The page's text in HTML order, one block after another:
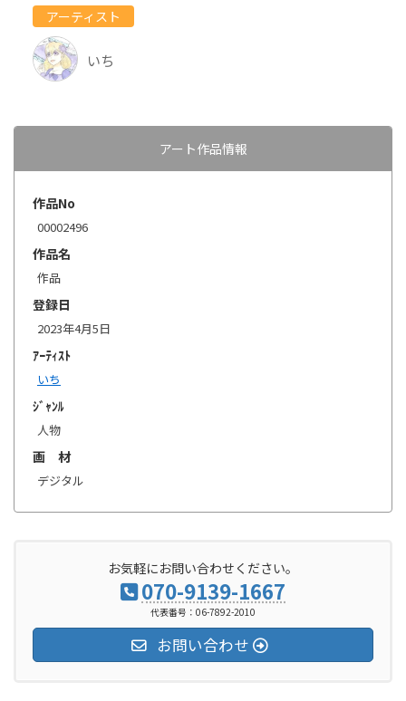
アーティスト
いち
アート作品情報
作品No
00002496
作品名
作品
登録日
2023年4月5日
ｱｰﾃｨｽﾄ
いち
ｼﾞｬﾝﾙ
人物
画 材
デジタル
お気軽にお問い合わせください。
070-9139-1667
代表番号：06-7892-2010
お問い合わせ